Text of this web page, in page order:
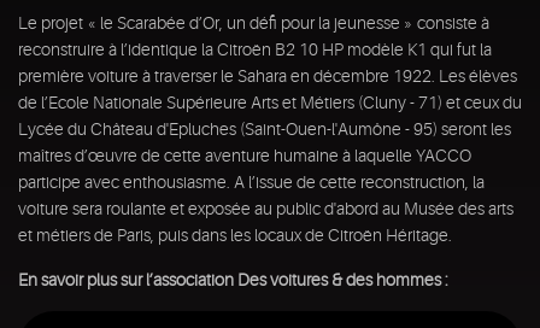
Le projet « le Scarabée d’Or, un défi pour la jeunesse » consiste à
reconstruire à l’identique la Citroën B2 10 HP modèle K1 qui fut la
première voiture à traverser le Sahara en décembre 1922. Les élèves
de l’Ecole Nationale Supérieure Arts et Métiers (Cluny - 71) et ceux du
Lycée du Château d'Epluches (Saint-Ouen-l'Aumône - 95) seront les
maîtres d’œuvre de cette aventure humaine à laquelle YACCO
participe avec enthousiasme. A l’issue de cette reconstruction, la
voiture sera roulante et exposée au public d'abord au Musée des arts
et métiers de Paris, puis dans les locaux de Citroën Héritage.
En savoir plus sur l’association Des voitures & des hommes :